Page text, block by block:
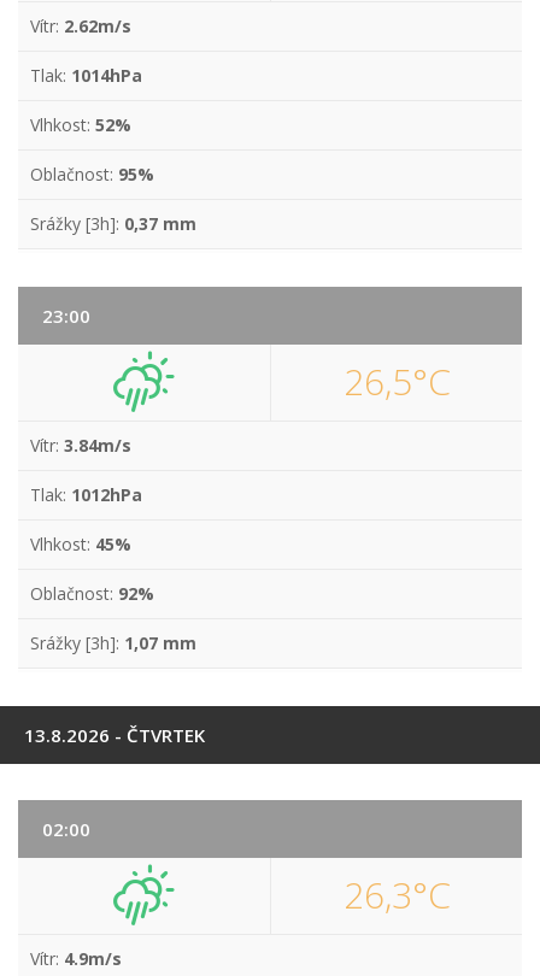
Vítr: 2.62m/s
Tlak: 1014hPa
Vlhkost: 52%
Oblačnost: 95%
Srážky [3h]: 0,37 mm
23:00
26,5°C
Vítr: 3.84m/s
Tlak: 1012hPa
Vlhkost: 45%
Oblačnost: 92%
Srážky [3h]: 1,07 mm
13.8.2026 - ČTVRTEK
02:00
26,3°C
Vítr: 4.9m/s